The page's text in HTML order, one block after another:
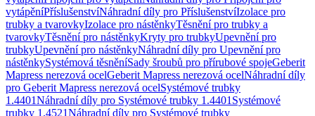
vytápěníPříslušenstvíNáhradní díly pro PříslušenstvíIzolace pro
trubky a tvarovkyIzolace pro nástěnkyTěsnění pro trubky a
tvarovkyTěsnění pro nástěnkyKryty pro trubkyUpevnění pro
trubkyUpevnění pro nástěnkyNáhradní díly pro Upevnění pro
nástěnkySystémová těsněníSady šroubů pro přírubové spojeGeberit
Mapress nerezová ocelGeberit Mapress nerezová ocelNáhradní díly
pro Geberit Mapress nerezová ocelSystémové trubky
1.4401Náhradní díly pro Systémové trubky 1.4401 Systémové
trubky 1.4521Náhradní díly pro Systémové trubky